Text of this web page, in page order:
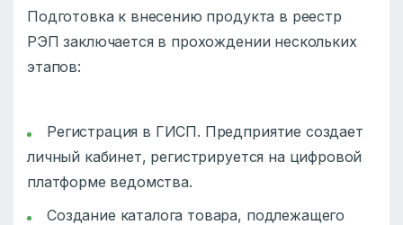
Подготовка к внесению продукта в реестр
РЭП заключается в прохождении нескольких
этапов:
Регистрация в ГИСП. Предприятие создает
личный кабинет, регистрируется на цифровой
платформе ведомства.
Создание каталога товара, подлежащего